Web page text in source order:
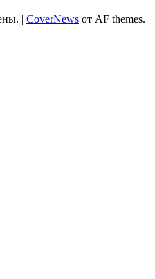
| CoverNews от AF themes.